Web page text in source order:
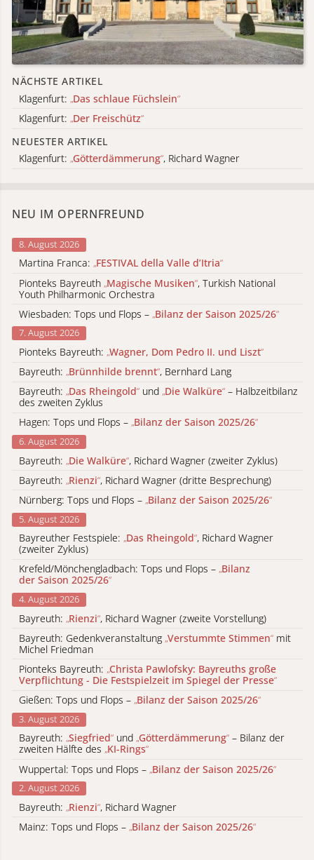
NÄCHSTE ARTIKEL
Klagenfurt: „Das schlaue Füchslein“
Klagenfurt: „Der Freischütz“
NEUESTER ARTIKEL
Klagenfurt: „Götterdämmerung“, Richard Wagner
NEU IM OPERNFREUND
8. August 2026
Martina Franca: „FESTIVAL della Valle d’Itria“
Pionteks Bayreuth „Magische Musiken“, Turkish National
Youth Philharmonic Orchestra
Wiesbaden: Tops und Flops – „Bilanz der Saison 2025/26“
7. August 2026
Pionteks Bayreuth: „Wagner, Dom Pedro II. und Liszt“
Bayreuth: „Brünnhilde brennt“, Bernhard Lang
Bayreuth: „Das Rheingold“ und „Die Walküre“ – Halbzeitbilanz
des zweiten Zyklus
Hagen: Tops und Flops – „Bilanz der Saison 2025/26“
6. August 2026
Bayreuth: „Die Walküre“, Richard Wagner (zweiter Zyklus)
Bayreuth: „Rienzi“, Richard Wagner (dritte Besprechung)
Nürnberg: Tops und Flops – „Bilanz der Saison 2025/26“
5. August 2026
Bayreuther Festspiele: „Das Rheingold“, Richard Wagner
(zweiter Zyklus)
Krefeld/Mönchengladbach: Tops und Flops – „Bilanz
der Saison 2025/26“
4. August 2026
Bayreuth: „Rienzi“, Richard Wagner (zweite Vorstellung)
Bayreuth: Gedenkveranstaltung „Verstummte Stimmen“ mit
Michel Friedman
Pionteks Bayreuth: „Christa Pawlofsky: Bayreuths große
Verpflichtung - Die Festspielzeit im Spiegel der Presse“
Gießen: Tops und Flops – „Bilanz der Saison 2025/26“
3. August 2026
Bayreuth: „Siegfried“ und „Götterdämmerung“ – Bilanz der
zweiten Hälfte des „KI-Rings“
Wuppertal: Tops und Flops – „Bilanz der Saison 2025/26“
2. August 2026
Bayreuth: „Rienzi“, Richard Wagner
Mainz: Tops und Flops – „Bilanz der Saison 2025/26“